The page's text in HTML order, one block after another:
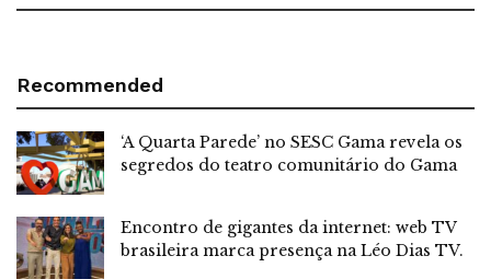
Recommended
‘A Quarta Parede’ no SESC Gama revela os
segredos do teatro comunitário do Gama
Encontro de gigantes da internet: web TV
brasileira marca presença na Léo Dias TV.